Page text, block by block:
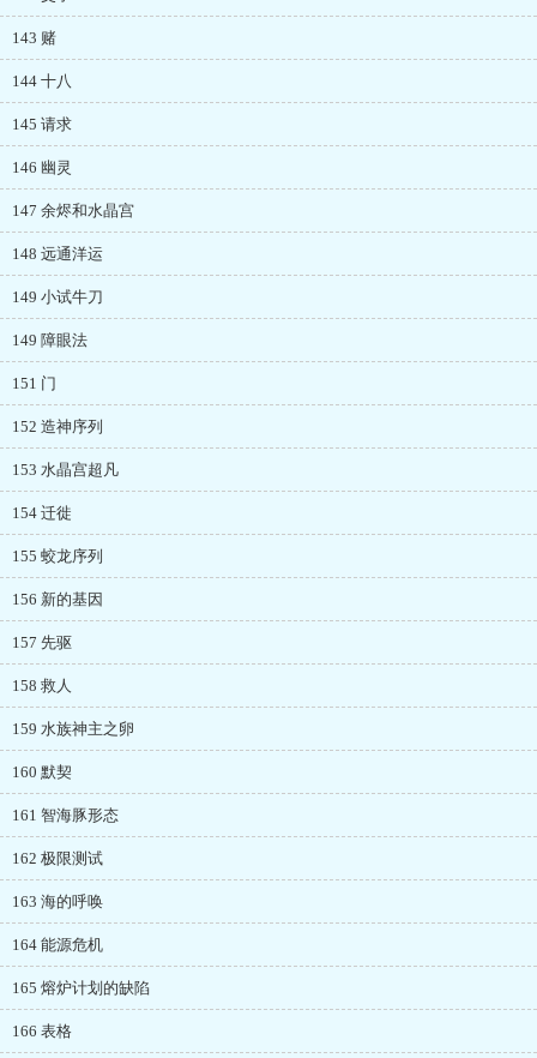
143 赌
144 十八
145 请求
146 幽灵
147 余烬和水晶宫
148 远通洋运
149 小试牛刀
149 障眼法
151 门
152 造神序列
153 水晶宫超凡
154 迁徙
155 蛟龙序列
156 新的基因
157 先驱
158 救人
159 水族神主之卵
160 默契
161 智海豚形态
162 极限测试
163 海的呼唤
164 能源危机
165 熔炉计划的缺陷
166 表格